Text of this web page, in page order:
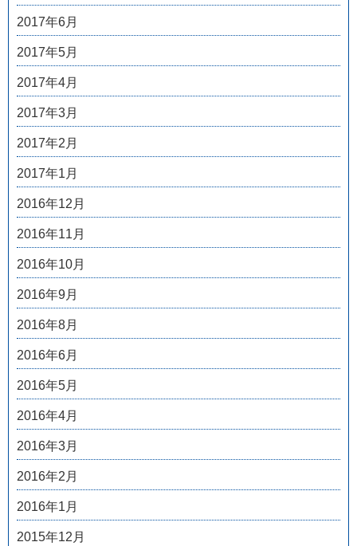
2017年6月
2017年5月
2017年4月
2017年3月
2017年2月
2017年1月
2016年12月
2016年11月
2016年10月
2016年9月
2016年8月
2016年6月
2016年5月
2016年4月
2016年3月
2016年2月
2016年1月
2015年12月